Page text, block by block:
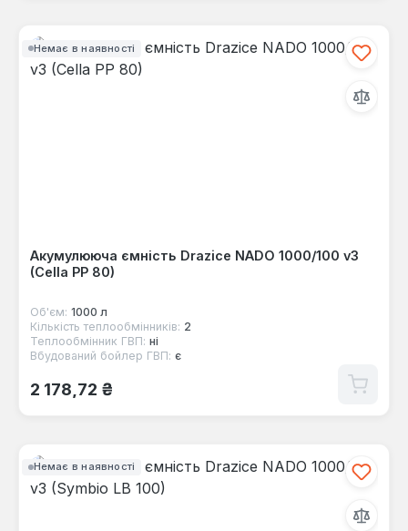
Немає в наявності
Акумулююча ємність Drazice NADO 1000/100 v3
(Cella PP 80)
Об'єм: 1000 л
Кількість теплообмінників: 2
Теплообмінник ГВП: ні
Вбудований бойлер ГВП: є
Звичайна ціна:
2 178,72 ₴
Немає в наявності